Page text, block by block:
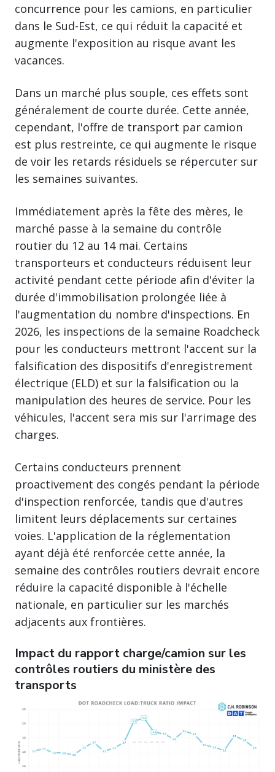
concurrence pour les camions, en particulier
dans le Sud-Est, ce qui réduit la capacité et
augmente l'exposition au risque avant les
vacances.
Dans un marché plus souple, ces effets sont
généralement de courte durée. Cette année,
cependant, l'offre de transport par camion
est plus restreinte, ce qui augmente le risque
de voir les retards résiduels se répercuter sur
les semaines suivantes.
Immédiatement après la fête des mères, le
marché passe à la semaine du contrôle
routier du 12 au 14 mai. Certains
transporteurs et conducteurs réduisent leur
activité pendant cette période afin d'éviter la
durée d'immobilisation prolongée liée à
l'augmentation du nombre d'inspections. En
2026, les inspections de la semaine Roadcheck
pour les conducteurs mettront l'accent sur la
falsification des dispositifs d'enregistrement
électrique (ELD) et sur la falsification ou la
manipulation des heures de service. Pour les
véhicules, l'accent sera mis sur l'arrimage des
charges.
Certains conducteurs prennent
proactivement des congés pendant la période
d'inspection renforcée, tandis que d'autres
limitent leurs déplacements sur certaines
voies. L'application de la réglementation
ayant déjà été renforcée cette année, la
semaine des contrôles routiers devrait encore
réduire la capacité disponible à l'échelle
nationale, en particulier sur les marchés
adjacents aux frontières.
Impact du rapport charge/camion sur les
contrôles routiers du ministère des
transports